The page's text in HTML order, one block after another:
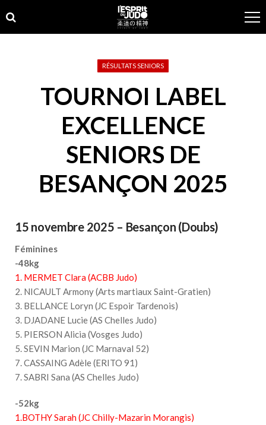
to
navigation
to
content
RÉSULTATS SENIORS
TOURNOI LABEL
EXCELLENCE
SENIORS DE
BESANÇON 2025
15 novembre 2025 – Besançon (Doubs)
Féminines
-48kg
1. MERMET Clara (ACBB Judo)
2. NICAULT Armony (Arts martiaux Saint-Gratien)
3. BELLANCE Loryn (JC Espoir Tardenois)
3. DJADANE Lucie (AS Chelles Judo)
5. PIERSON Alicia (Vosges Judo)
5. SEVIN Marion (JC Marnaval 52)
7. CASSAING Adèle (ERITO 91)
7. SABRI Sana (AS Chelles Judo)
-52kg
1.BOTHY Sarah (JC Chilly-Mazarin Morangis)